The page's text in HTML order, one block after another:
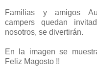
Familias y amigos
campers quedan
nosotros, se divertirán.
En la imagen se
Feliz Magosto !!